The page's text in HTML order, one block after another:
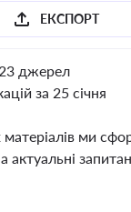
ЕКСПОРТ
джерел
за 25 січня
матеріалів ми
актуальні